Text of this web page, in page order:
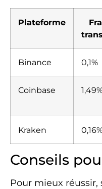
Plateforme
Binance 0,1%
Coinbase
Kraken
Conseils
Pour mieux réussir,